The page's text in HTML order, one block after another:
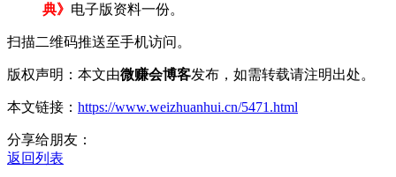
典》 电子版资料一份。
扫描二维码推送至手机访问。
版权声明：本文由微赚会博客发布，如需转载请注明出处。
本文链接： https://www.weizhuanhui.cn/5471.html
分享给朋友：
返回列表